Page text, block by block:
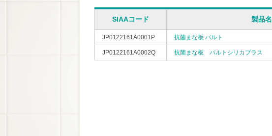
SIAAコード 製品名
JP0122161A0001P 抗菌まな板 パルト
JP0122161A0002Q 抗菌まな板 パルトシリカプラス